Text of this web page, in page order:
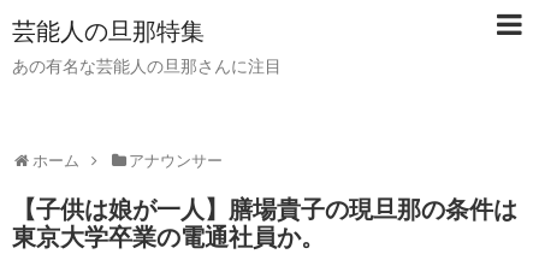
芸能人の旦那特集
あの有名な芸能人の旦那さんに注目
ホーム アナウンサー
【子供は娘が一人】膳場貴子の現旦那の条件は
東京大学卒業の電通社員か。